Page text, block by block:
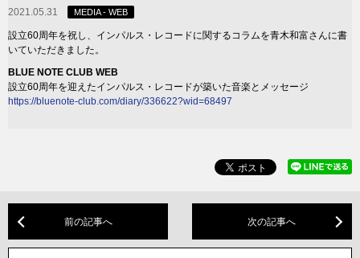
2021.05.31 MEDIA - WEB
設立60周年を祝し、インパルス・レコードに関するコラムを青木和富さんに書
いていただきました。
BLUE NOTE CLUB WEB
設立60周年を迎えたインパルス・レコードが築いた音楽とメッセージ
https://bluenote-club.com/diary/336622?wid=68497
前の記事へ 次の記事へ